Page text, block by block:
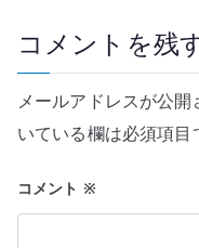
ゲ
ー
シ
ン
コメントを残
メールアドレスが公開
いている欄は必須項目
コメント ※